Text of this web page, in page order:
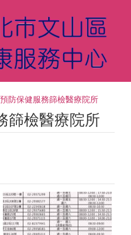
防保健服務篩檢醫療院所
篩檢醫療院所